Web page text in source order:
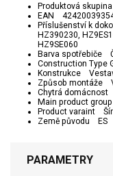
Produktová
EAN
Příslušenství k
HZ390230,
HZ9SE060
Barva spotřebiče
Construction Type
Konstrukce
Způsob montáže
Chytrá
Main product
Product varaint
Země původu ES
PARAMETRY